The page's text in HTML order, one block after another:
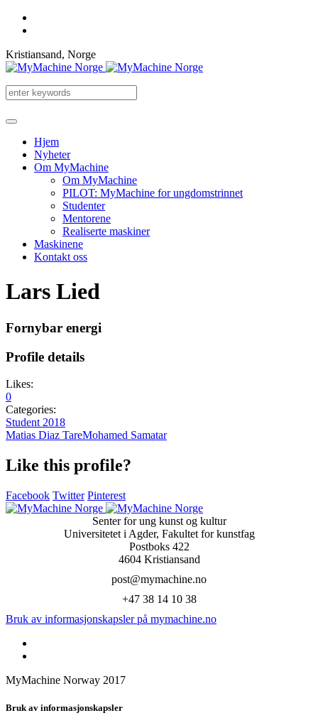
Kristiansand, Norge
Hjem
Nyheter
Om MyMachine
Om MyMachine
PILOT: MyMachine for ungdomstrinnet
Studenter
Mentorene
Realiserte maskiner
Maskinene
Kontakt oss
Lars Lied
Fornybar energi
Profile details
Likes:
0
Categories:
Student 2018
Matias Diaz TareMohamed Samatar
Like this profile?
Facebook Twitter Pinterest
Senter for ung kunst og kultur
Universitetet i Agder, Fakultet for kunstfag
Postboks 422
4604 Kristiansand
post@mymachine.no
+47 38 14 10 38
Bruk av informasjonskapsler på mymachine.no
MyMachine Norway 2017
Bruk av informasjonskapsler